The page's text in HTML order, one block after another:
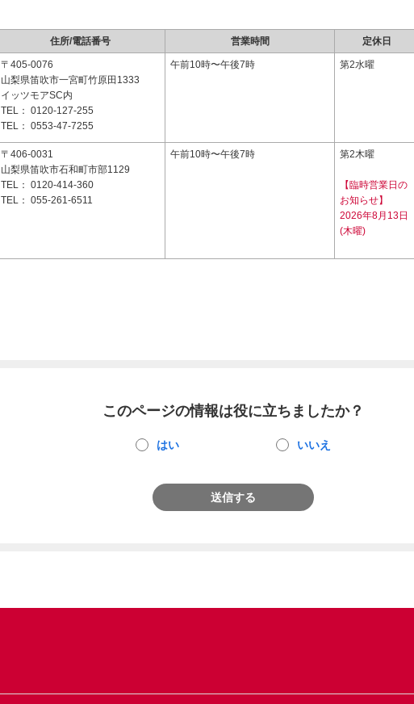
住所/電話番号 営業時間 定休日
〒405-0076
山梨県笛吹市一宮町竹原田1333
イッツモアSC内
TEL： 0120-127-255
TEL： 0553-47-7255
午前10時〜午後7時 第2水曜
〒406-0031
山梨県笛吹市石和町市部1129
TEL： 0120-414-360
TEL： 055-261-6511
午前10時〜午後7時 第2木曜
【臨時営業日の
お知らせ】
2026年8月13日
(木曜)
このページの情報は役に立ちましたか？
はい いいえ
送信する